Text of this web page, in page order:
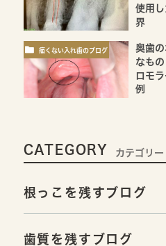
使用
界
痛くない入れ歯のブログ
奥歯
なも
ロモ
例
CATEGORY カテゴリー
根っこを残すブログ
歯質を残すブログ